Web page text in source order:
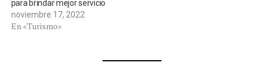
para brindar mejor servicio
noviembre 17, 2022
En «Turismo»